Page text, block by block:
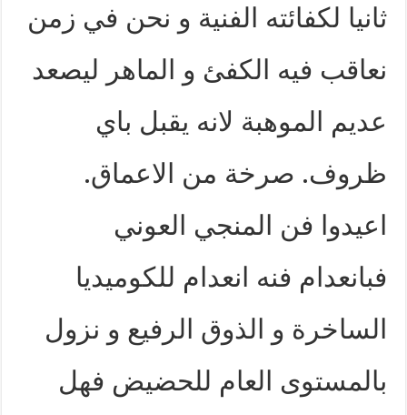
ثانيا لكفائته الفنية و نحن في زمن
نعاقب فيه الكفئ و الماهر ليصعد
عديم الموهبة لانه يقبل باي
ظروف. صرخة من الاعماق.
اعيدوا فن المنجي العوني
فبانعدام فنه انعدام للكوميديا
الساخرة و الذوق الرفيع و نزول
بالمستوى العام للحضيض فهل